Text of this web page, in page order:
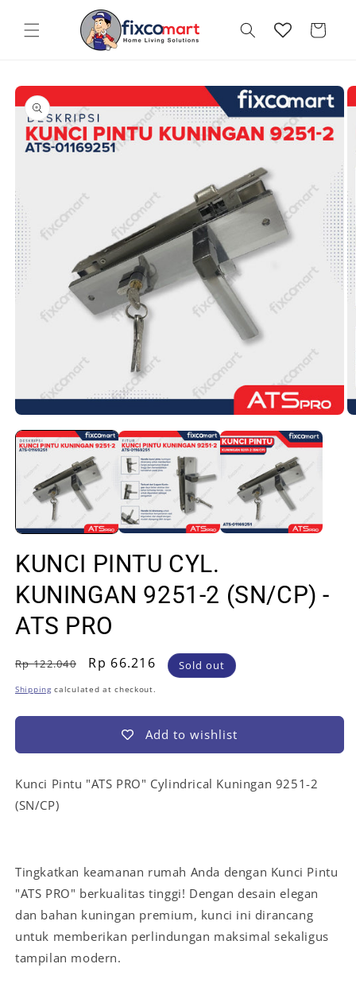
content
Cart
Skip to
product
information
media
1
in
KUNCI PINTU CYL.
KUNINGAN 9251-2 (SN/CP) -
ATS PRO
Regular
Rp 122.040
Sale
Rp 66.216 Sold out
Shipping calculated at checkout.
Add to wishlist
Kunci Pintu "ATS PRO" Cylindrical Kuningan 9251-2
(SN/CP)
Tingkatkan keamanan rumah Anda dengan Kunci Pintu
"ATS PRO" berkualitas tinggi! Dengan desain elegan
dan bahan kuningan premium, kunci ini dirancang
untuk memberikan perlindungan maksimal sekaligus
tampilan modern.